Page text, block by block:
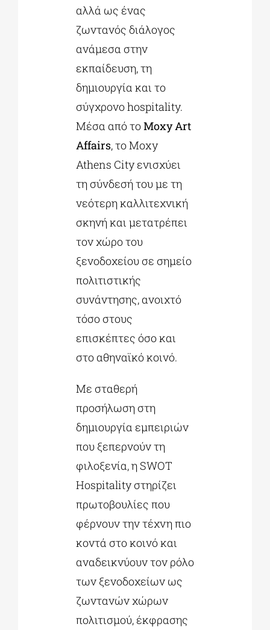
αλλά ως ένας
ζωντανός διάλογος
ανάμεσα στην
εκπαίδευση, τη
δημιουργία και το
σύγχρονο hospitality.
Μέσα από τοMoxy Art
Affairs, το Moxy
Athens City ενισχύει
τη σύνδεσή του με τη
νεότερη καλλιτεχνική
σκηνή και μετατρέπει
τον χώρο του
ξενοδοχείου σε σημείο
πολιτιστικής
συνάντησης, ανοιχτό
τόσο στους
επισκέπτες όσο και
στο αθηναϊκό κοινό.
Με σταθερή
προσήλωση στη
δημιουργία εμπειριών
που ξεπερνούν τη
φιλοξενία, η SWOT
Hospitality στηρίζει
πρωτοβουλίες που
φέρνουν την τέχνη πιο
κοντά στο κοινό και
αναδεικνύουν τον ρόλο
των ξενοδοχείων ως
ζωντανών χώρων
πολιτισμού, έκφρασης